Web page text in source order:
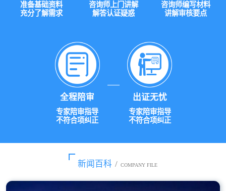
准备基础资料
充分了解需求
咨询师上门讲解
解答认证疑惑
咨询师编写材料
讲解审核要点
全程陪审
专家陪审指导
不符合项纠正
出证无忧
专家陪审指导
不符合项纠正
新闻百科 / COMPANY FILE